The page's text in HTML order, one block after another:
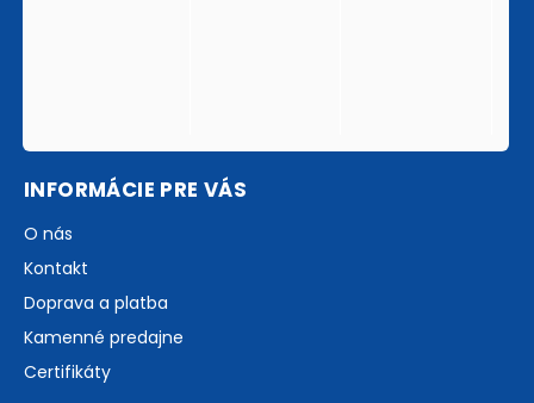
INFORMÁCIE PRE VÁS
O nás
Kontakt
Doprava a platba
Kamenné predajne
Certifikáty